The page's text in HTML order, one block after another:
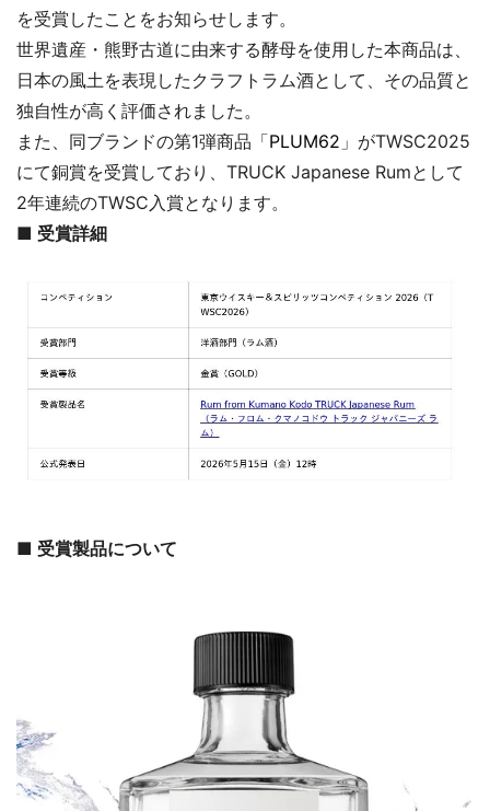
を受賞したことをお知らせします。
世界遺産・熊野古道に由来する酵母を使用した本商品は、
日本の風土を表現したクラフトラム酒として、その品質と
独自性が高く評価されました。
また、同ブランドの第1弾商品「PLUM62 」がTWSC2025
にて銅賞を受賞しており、TRUCK Japanese Rumとして
2年連続のTWSC入賞となります。
■ 受賞詳細
■ 受賞製品について